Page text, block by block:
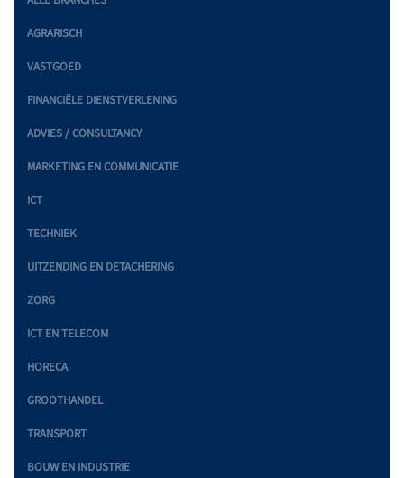
AGRARISCH
VASTGOED
FINANCIËLE DIENSTVERLENING
ADVIES / CONSULTANCY
MARKETING EN COMMUNICATIE
ICT
TECHNIEK
UITZENDING EN DETACHERING
ZORG
ICT EN TELECOM
HORECA
GROOTHANDEL
TRANSPORT
BOUW EN INDUSTRIE